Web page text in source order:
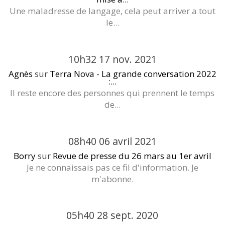
Une maladresse de langage, cela peut arriver a tout
le...
10h32 17 nov. 2021
Agnès sur Terra Nova - La grande conversation 2022
:...
Il reste encore des personnes qui prennent le temps
de...
08h40 06 avril 2021
Borrysur Revue de presse du 26 mars au 1er avril
Je ne connaissais pas ce fil d'information. Je
m'abonne.
05h40 28 sept. 2020